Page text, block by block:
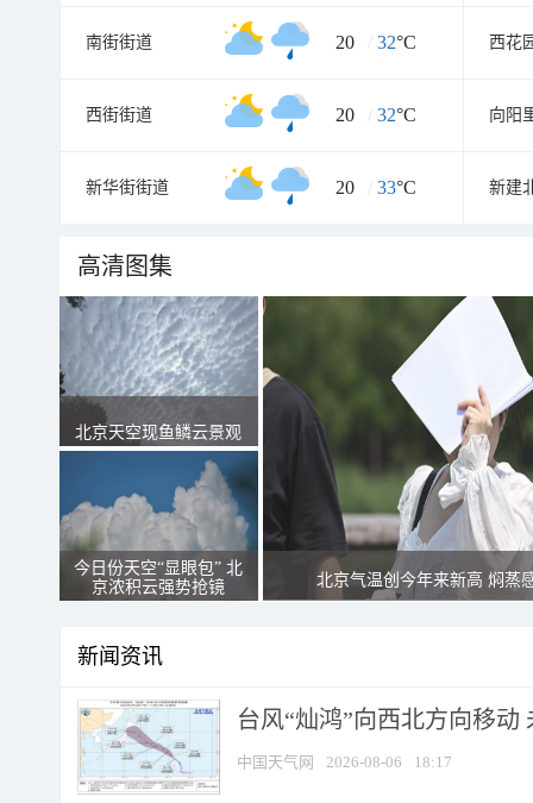
南街街道 20 / 32°C 西花
西街街道 20 / 32°C 向阳
新华街街道 20 / 33°C 新建
高清图集
北京天空现鱼鳞云景观
今日份天空“显眼包” 北
京浓积云强势抢镜
北京气温创今年来新高 焖蒸
新闻资讯
台风“灿鸿”向西北方向移动
中国天气网 2026-08-06 18:17